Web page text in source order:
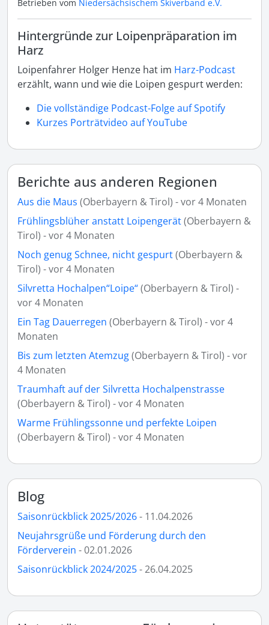
Betrieben vom Niedersächsischem Skiverband e.V.
Hintergründe zur Loipenpräparation im
Harz
Loipenfahrer Holger Henze hat im Harz-Podcast
erzählt, wann und wie die Loipen gespurt werden:
Die vollständige Podcast-Folge auf Spotify
Kurzes Porträtvideo auf YouTube
Berichte aus anderen Regionen
Aus die Maus (Oberbayern & Tirol) - vor 4 Monaten
Frühlingsblüher anstatt Loipengerät(Oberbayern &
Tirol) - vor 4 Monaten
Noch genug Schnee, nicht gespurt(Oberbayern &
Tirol) - vor 4 Monaten
Silvretta Hochalpen“Loipe“(Oberbayern & Tirol) -
vor 4 Monaten
Ein Tag Dauerregen (Oberbayern & Tirol) - vor 4
Monaten
Bis zum letzten Atemzug(Oberbayern & Tirol) - vor
4 Monaten
Traumhaft auf der Silvretta Hochalpenstrasse
(Oberbayern & Tirol) - vor 4 Monaten
Warme Frühlingssonne und perfekte Loipen
(Oberbayern & Tirol) - vor 4 Monaten
Blog
Saisonrückblick 2025/2026- 11.04.2026
Neujahrsgrüße und Förderung durch den
Förderverein - 02.01.2026
Saisonrückblick 2024/2025- 26.04.2025